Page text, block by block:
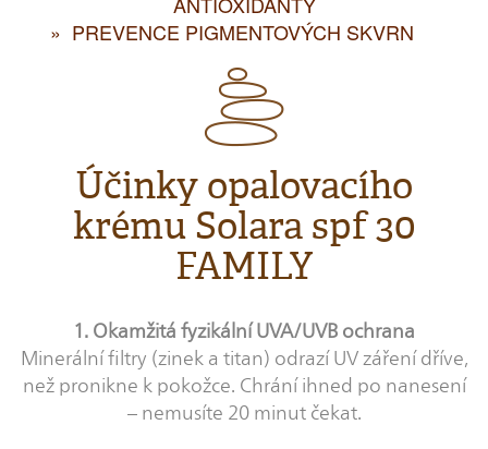
PREVENCE PIGMENTOVÝCH SKVRN
Účinky opalovacího
krému Solara spf 30
FAMILY
1. Okamžitá fyzikální UVA/UVB ochrana
Minerální filtry (zinek a titan) odrazí UV záření dříve,
než pronikne k pokožce. Chrání ihned po nanesení
– nemusíte 20 minut čekat.